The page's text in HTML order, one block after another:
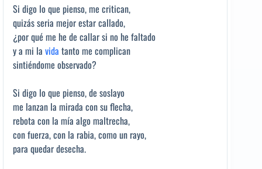
Si digo lo que pienso, me critican,
quizás seria mejor estar callado,
¿por qué me he de callar si no he faltado
y a mi la vida tanto me complican
sintiéndome observado?
Si digo lo que pienso, de soslayo
me lanzan la mirada con su flecha,
rebota con la mía algo maltrecha,
con fuerza, con la rabia, como un rayo,
para quedar desecha.